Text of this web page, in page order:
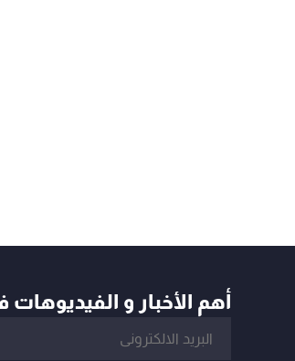
أهم الأخبار و الفيديوهات